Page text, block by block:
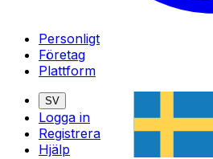
Personligt
Företag
Plattform
SV
Logga in
Registrera
Hjälp